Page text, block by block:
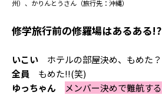
州）、かりんとうさん（旅行先：沖縄）
修学旅行前の修羅場はあるある!?
いこい ホテルの部屋決め、もめた？
全員 もめた!!(笑)
ゆっちゃん
メンバー決めで難航する